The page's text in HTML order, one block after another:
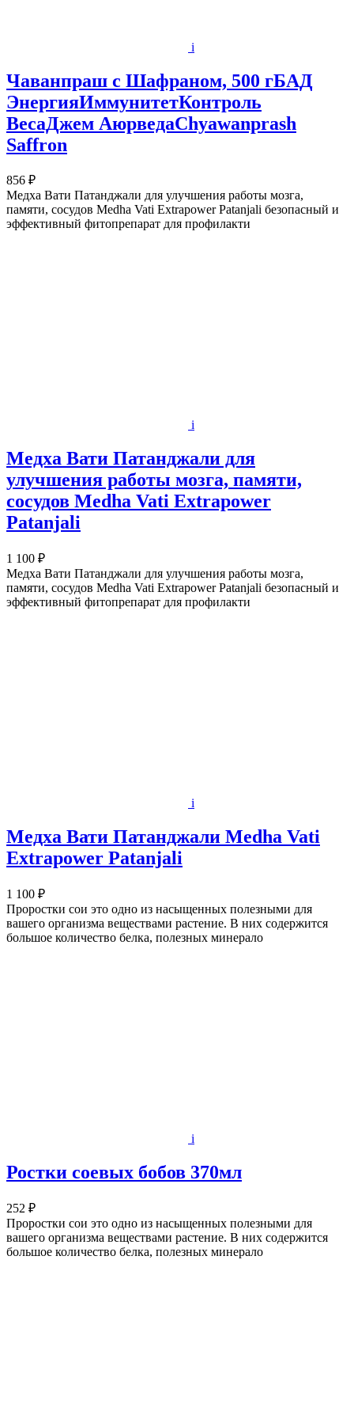
i
Чаванпраш с Шафраном, 500 гБАД
ЭнергияИммунитетКонтроль
ВесаДжем АюрведаChyawanprash
Saffron
856 ₽
Медха Вати Патанджали для улучшения работы мозга,
памяти, сосудов Medha Vati Extrapower Patanjali безопасный и
эффективный фитопрепарат для профилакти
i
Медха Вати Патанджали для
улучшения работы мозга, памяти,
сосудов Medha Vati Extrapower
Patanjali
1 100 ₽
Медха Вати Патанджали для улучшения работы мозга,
памяти, сосудов Medha Vati Extrapower Patanjali безопасный и
эффективный фитопрепарат для профилакти
i
Медха Вати Патанджали Medha Vati
Extrapower Patanjali
1 100 ₽
Проростки сои это одно из насыщенных полезными для
вашего организма веществами растение. В них содержится
большое количество белка, полезных минерало
i
Ростки соевых бобов 370мл
252 ₽
Проростки сои это одно из насыщенных полезными для
вашего организма веществами растение. В них содержится
большое количество белка, полезных минерало